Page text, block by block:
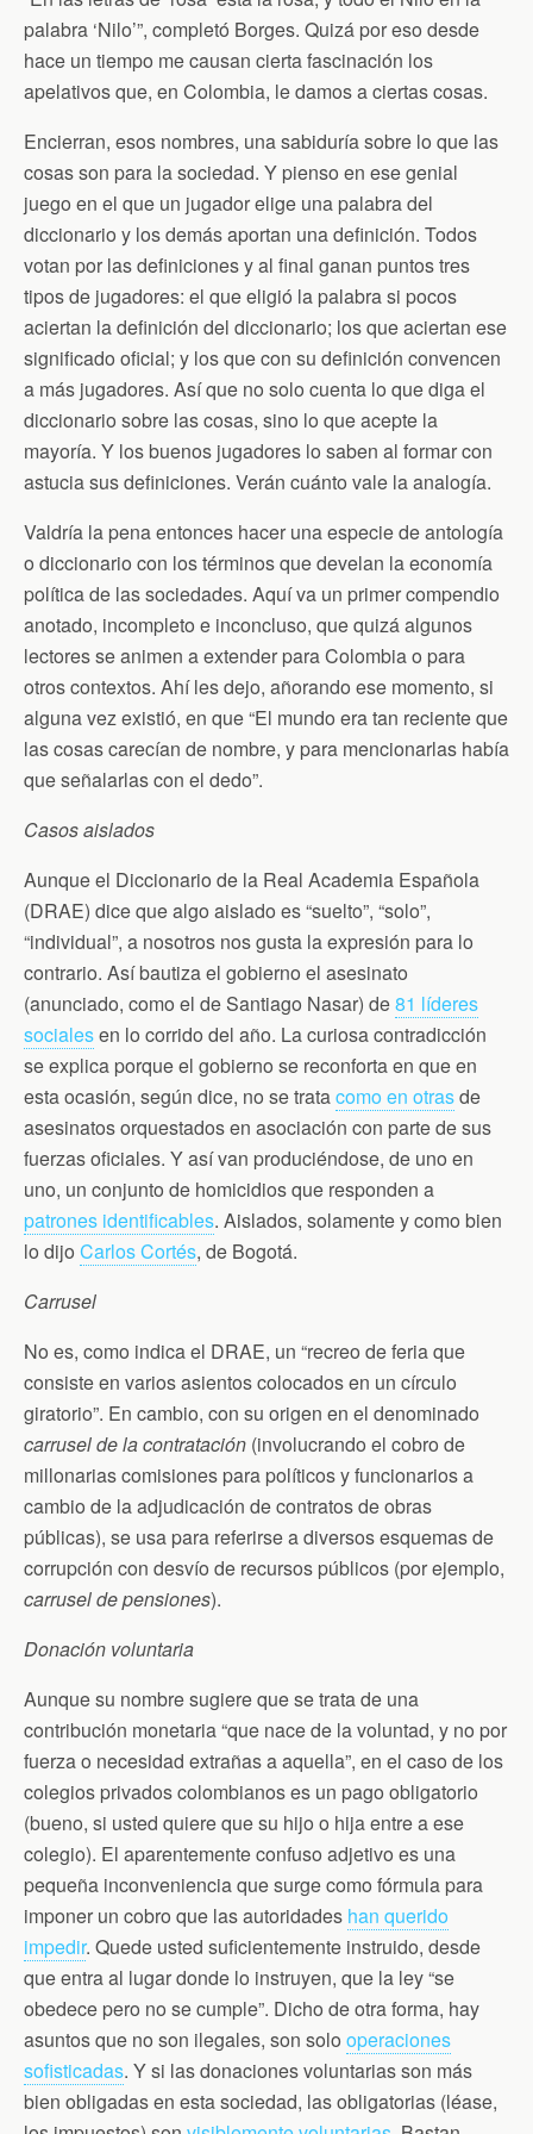
n
d
y
palabra ‘Nilo’”, completó Borges. Quizá por eso desde
hace un tiempo me causan cierta fascinación los
apelativos que, en Colombia, le damos a ciertas cosas.
Encierran, esos nombres, una sabiduría sobre lo que las
cosas son para la sociedad. Y pienso en ese genial
juego en el que un jugador elige una palabra del
diccionario y los demás aportan una definición. Todos
votan por las definiciones y al final ganan puntos tres
tipos de jugadores: el que eligió la palabra si pocos
aciertan la definición del diccionario; los que aciertan ese
significado oficial; y los que con su definición convencen
a más jugadores. Así que no solo cuenta lo que diga el
diccionario sobre las cosas, sino lo que acepte la
mayoría. Y los buenos jugadores lo saben al formar con
astucia sus definiciones. Verán cuánto vale la analogía.
Valdría la pena entonces hacer una especie de antología
o diccionario con los términos que develan la economía
política de las sociedades. Aquí va un primer compendio
anotado, incompleto e inconcluso, que quizá algunos
lectores se animen a extender para Colombia o para
otros contextos. Ahí les dejo, añorando ese momento, si
alguna vez existió, en que “El mundo era tan reciente que
las cosas carecían de nombre, y para mencionarlas había
que señalarlas con el dedo”.
Casos aislados
Aunque el Diccionario de la Real Academia Española
(DRAE) dice que algo aislado es “suelto”, “solo”,
“individual”, a nosotros nos gusta la expresión para lo
contrario. Así bautiza el gobierno el asesinato
(anunciado, como el de Santiago Nasar) de81 líderes
socialesen lo corrido del año. La curiosa contradicción
se explica porque el gobierno se reconforta en que en
esta ocasión, según dice, no se tratacomo en otrasde
asesinatos orquestados en asociación con parte de sus
fuerzas oficiales. Y así van produciéndose, de uno en
uno, un conjunto de homicidios que responden a
patrones identificables. Aislados, solamente y como bien
lo dijo Carlos Cortés, de Bogotá.
Carrusel
No es, como indica el DRAE, un “recreo de feria que
consiste en varios asientos colocados en un círculo
giratorio”. En cambio, con su origen en el denominado
carrusel de la contratación (involucrando el cobro de
millonarias comisiones para políticos y funcionarios a
cambio de la adjudicación de contratos de obras
públicas), se usa para referirse a diversos esquemas de
corrupción con desvío de recursos públicos (por ejemplo,
carrusel de pensiones).
Donación voluntaria
Aunque su nombre sugiere que se trata de una
contribución monetaria “que nace de la voluntad, y no por
fuerza o necesidad extrañas a aquella”, en el caso de los
colegios privados colombianos es un pago obligatorio
(bueno, si usted quiere que su hijo o hija entre a ese
colegio). El aparentemente confuso adjetivo es una
pequeña inconveniencia que surge como fórmula para
imponer un cobro que las autoridades han querido
impedir. Quede usted suficientemente instruido, desde
que entra al lugar donde lo instruyen, que la ley “se
obedece pero no se cumple”. Dicho de otra forma, hay
asuntos que no son ilegales, son solo operaciones
sofisticadas. Y si las donaciones voluntarias son más
bien obligadas en esta sociedad, las obligatorias (léase,